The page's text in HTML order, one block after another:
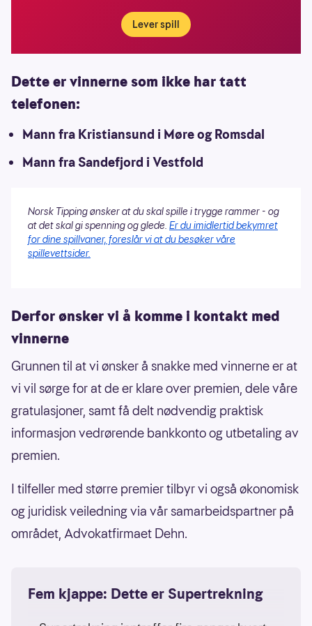
Lever spill
Dette er vinnerne som ikke har tatt
telefonen:
Mann fra Kristiansund i Møre og Romsdal
Mann fra Sandefjord i Vestfold
Norsk Tipping ønsker at du skal spille i trygge rammer - og
at det skal gi spenning og glede. Er du imidlertid bekymret
for dine spillvaner, foreslår vi at du besøker våre
spillevettsider.
Derfor ønsker vi å komme i kontakt med
vinnerne
Grunnen til at vi ønsker å snakke med vinnerne er at
vi vil sørge for at de er klare over premien, dele våre
gratulasjoner, samt få delt nødvendig praktisk
informasjon vedrørende bankkonto og utbetaling av
premien.
I tilfeller med større premier tilbyr vi også økonomisk
og juridisk veiledning via vår samarbeidspartner på
området, Advokatfirmaet Dehn.
Fem kjappe: Dette er Supertrekning